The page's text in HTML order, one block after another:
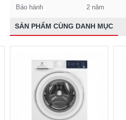
Bảo hành 2 năm
SẢN PHẨM CÙNG DANH MỤC